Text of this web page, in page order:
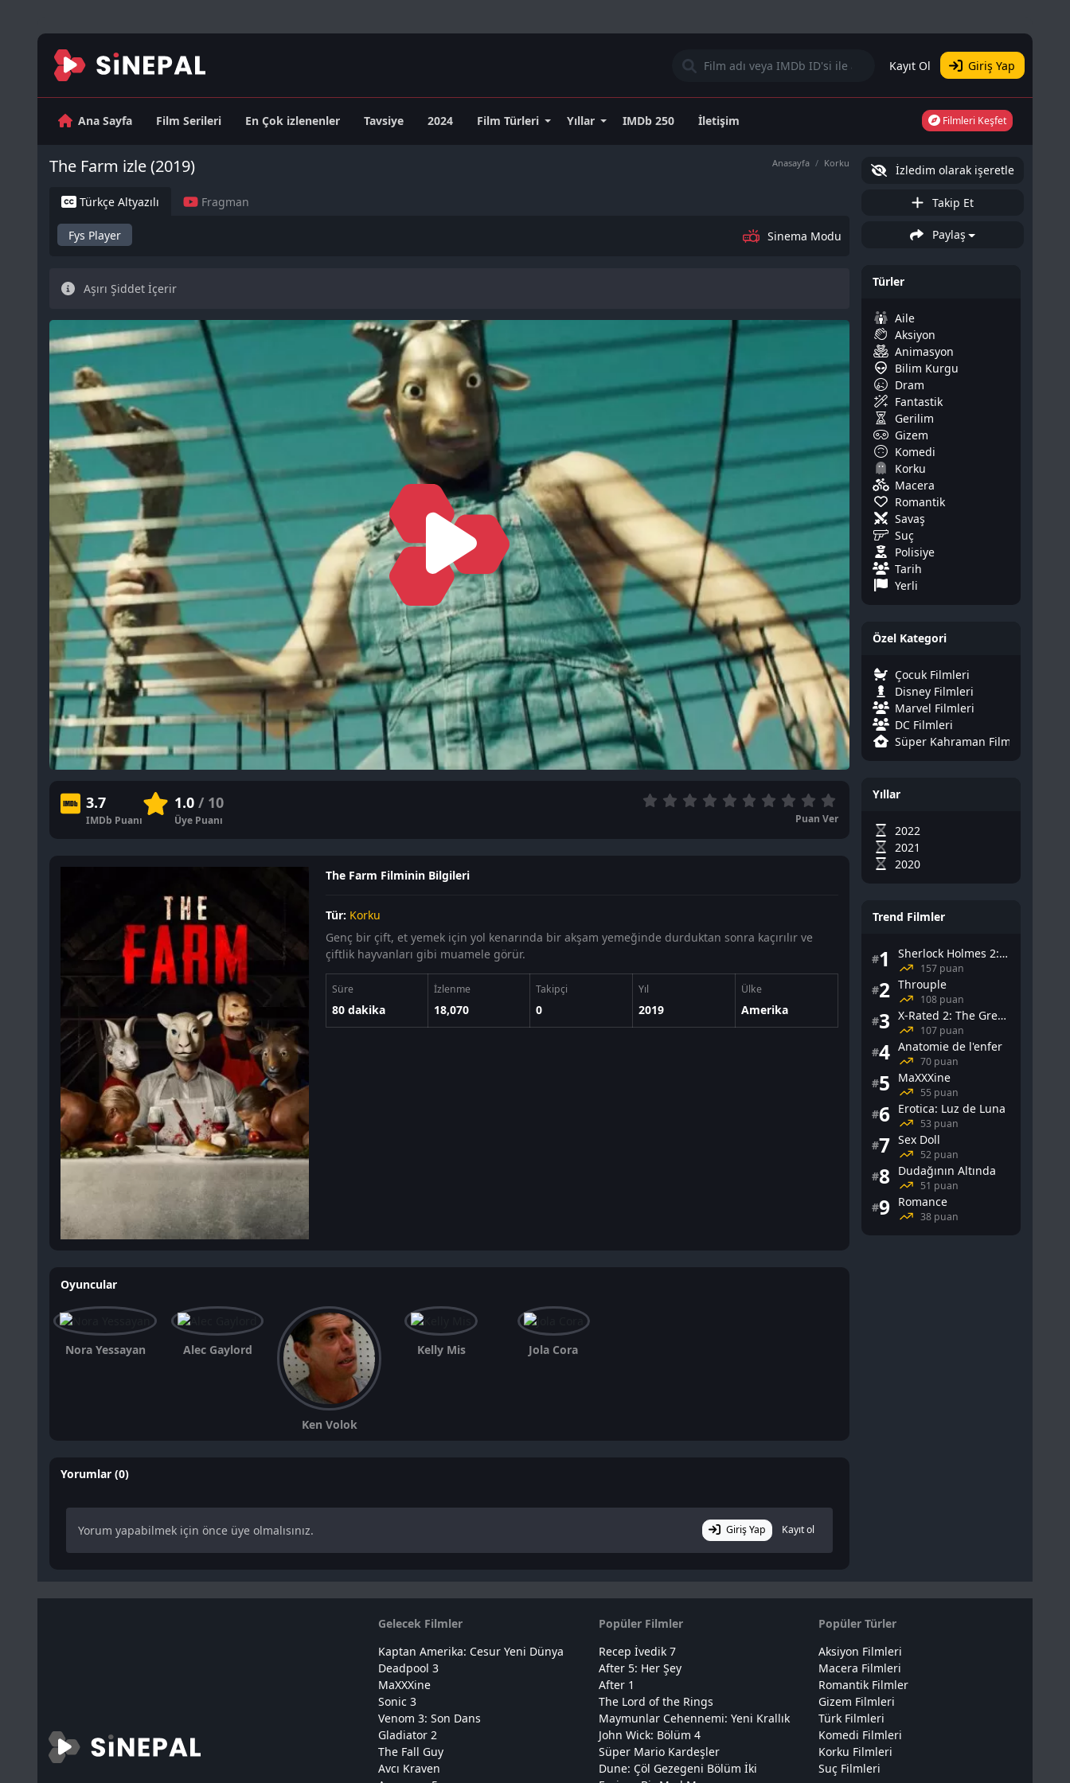
Kayıt Ol Giriş Yap
Ana Sayfa Film Serileri En Çok izlenenler Tavsiye 2024 Film Türleri Yıllar IMDb 250 İletişim Filmleri Keşfet
The Farm izle (2019) Anasayfa Korku
Türkçe Altyazılı Fragman
Fys Player Sinema Modu
Aşırı Şiddet İçerir
3.7
IMDb Puanı
1.0/ 10
Üye Puanı Puan Ver
The Farm Filminin Bilgileri
Tür: Korku
Genç bir çift, et yemek için yol kenarında bir akşam yemeğinde durduktan sonra kaçırılır ve
çiftlik hayvanları gibi muamele görür.
Süre
80 dakika
İzlenme
18,070
Takipçi
0
Yıl
2019
Ülke
Amerika
Oyuncular
Nora Yessayan Alec Gaylord
Ken Volok
Kelly Mis Jola Cora
Yorumlar (0)
Yorum yapabilmek için önce üye olmalısınız. Giriş Yap Kayıt ol
İzledim olarak işeretle
Takip Et
Paylaş
Türler
Aile
Aksiyon
Animasyon
Bilim Kurgu
Dram
Fantastik
Gerilim
Gizem
Komedi
Korku
Macera
Romantik
Savaş
Suç
Polisiye
Tarih
Yerli
Özel Kategori
Çocuk Filmleri
Disney Filmleri
Marvel Filmleri
DC Filmleri
Süper Kahraman Filmleri
Yıllar
2022
2021
2020
Trend Filmler
#1 Sherlock Holmes 2: Gölge Oyunları
157 puan
#2 Throuple
108 puan
#3 X-Rated 2: The Greatest Adult Stars of All-Time
107 puan
#4 Anatomie de l'enfer
70 puan
#5 MaXXXine
55 puan
#6 Erotica: Luz de Luna
53 puan
#7 Sex Doll
52 puan
#8 Dudağının Altında
51 puan
#9 Romance
38 puan
Gelecek Filmler
Kaptan Amerika: Cesur Yeni Dünya
Deadpool 3
MaXXXine
Sonic 3
Venom 3: Son Dans
Gladiator 2
The Fall Guy
Avcı Kraven
Popüler Filmler
Recep İvedik 7
After 5: Her Şey
After 1
The Lord of the Rings
Maymunlar Cehennemi: Yeni Krallık
John Wick: Bölüm 4
Süper Mario Kardeşler
Dune: Çöl Gezegeni Bölüm İki
Popüler Türler
Aksiyon Filmleri
Macera Filmleri
Romantik Filmler
Gizem Filmleri
Türk Filmleri
Komedi Filmleri
Korku Filmleri
Suç Filmleri